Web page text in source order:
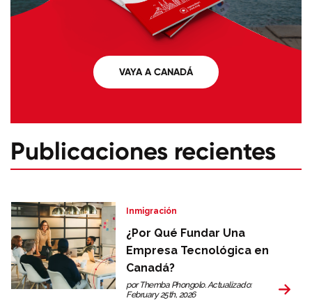
VAYA A CANADÁ
Publicaciones recientes
Inmigración
¿Por Qué Fundar Una
Empresa Tecnológica en
Canadá?
por Themba Phongolo. Actualizado:
February 25th, 2026